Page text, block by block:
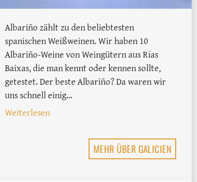
Albariño zählt zu den beliebtesten
spanischen Weißweinen. Wir haben 10
Albariño-Weine von Weingütern aus Rias
Baixas, die man kennt oder kennen sollte,
getestet. Der beste Albariño? Da waren wir
uns schnell einig...
Weiterlesen: 10 Albariño Weine aus Rias Baixas im
MEHR ÜBER GALICIEN